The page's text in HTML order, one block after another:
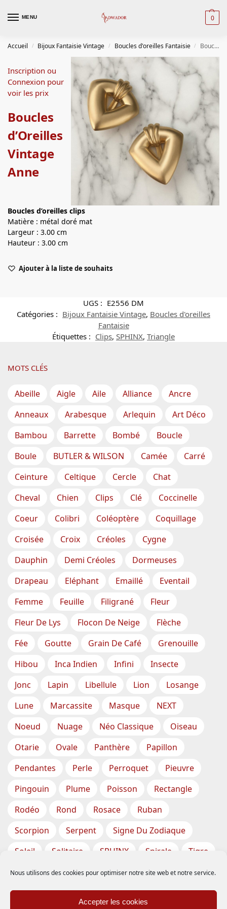
Nous utilisons des cookies pour optimiser notre site web et notre service.
Accepter les cookies
MENU 0
Accueil / Bijoux Fantaisie Vintage / Boucles d'oreilles Fantaisie / Boucles d’Oreilles Vintage Anne
Inscription ou
Connexion pour
voir les prix
Boucles
d’Oreilles
Vintage
Anne
Boucles d’oreilles clips
Matière : métal doré mat
Largeur : 3.00 cm
Hauteur : 3.00 cm
Ajouter à la liste de souhaits
UGS : E2556 DM
Catégories : Bijoux Fantaisie Vintage, Boucles d'oreilles
Fantaisie
Étiquettes : Clips, SPHINX, Triangle
MOTS CLÉS
Abeille Aigle Aile Alliance
Ancre
Anneaux
Arabesque Arlequin
Art Déco
Bambou
Barrette Bombé
Boucle
Boule
BUTLER & WILSON Camée
Carré
Ceinture
Celtique Cercle
Chat
Cheval
Chien Clips Clé
Coccinelle
Coeur
Colibri Coléoptère
Coquillage
Croisée
Croix Créoles
Cygne
Dauphin
Demi Créoles
Dormeuses
Drapeau
Eléphant Emaillé
Eventail
Femme
Feuille Filigrané
Fleur
Fleur De Lys
Flocon De Neige
Flèche
Fée
Goutte Grain De Café
Grenouille
Hibou
Inca Indien Infini
Insecte
Jonc
Lapin Libellule Lion
Losange
Lune
Marcassite Masque
NEXT
Noeud
Nuage Néo Classique
Oiseau
Otarie
Ovale Panthère
Papillon
Pendantes
Perle Perroquet
Pieuvre
Pingouin
Plume Poisson
Rectangle
Rodéo
Rond Rosace
Ruban
Scorpion
Serpent
Signe Du Zodiaque
Soleil
Solitaire SPHINX Spirale
Tigre
Torsade
Tortue Train
Tresse
Triangle
Trèfle Tête Vase
Étoile